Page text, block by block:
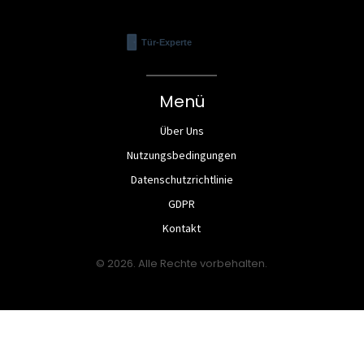
Menü
Über Uns
Nutzungsbedingungen
Datenschutzrichtlinie
GDPR
Kontakt
© 2026. Alle Rechte vorbehalten.